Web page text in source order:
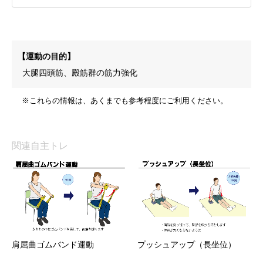
【運動の目的】
大腿四頭筋、殿筋群の筋力強化
※これらの情報は、あくまでも参考程度にご利用ください。
関連自主トレ
肩屈曲ゴムバンド運動 プッシュアップ（長坐位）